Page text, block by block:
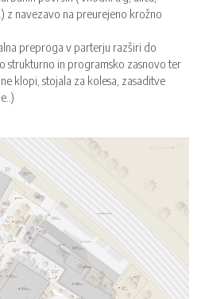
z navezavo na preurejeno krožno
preproga v parterju razširi do
strukturno in programsko zasnovo ter
klopi, stojala za kolesa, zasaditve